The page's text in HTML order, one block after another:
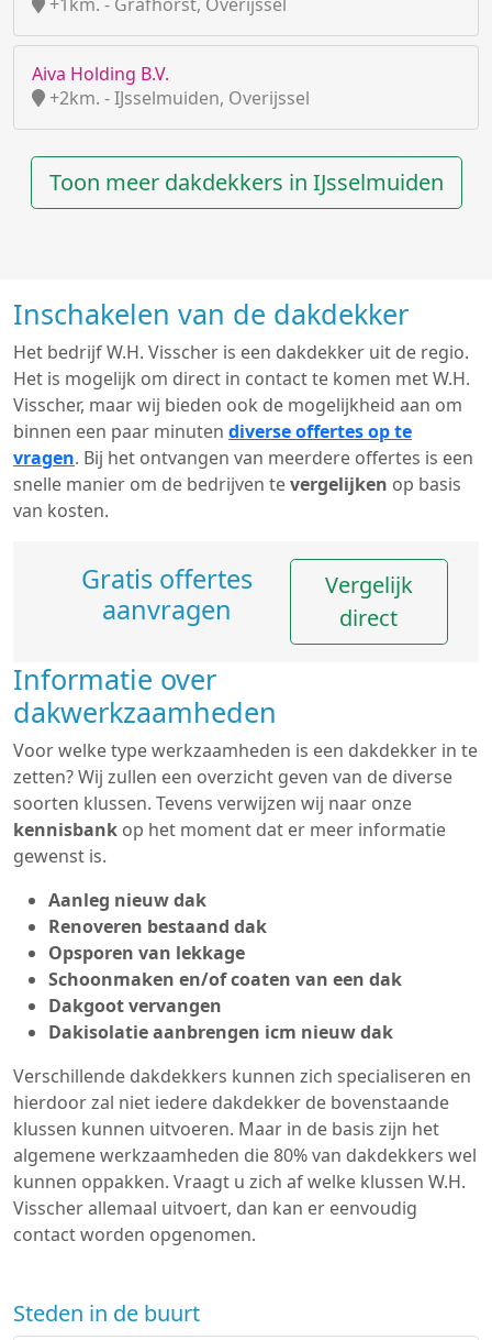
Aiva Holding B.V.
+2km. - IJsselmuiden, Overijssel
Toon meer dakdekkers in IJsselmuiden
Inschakelen van de dakdekker
Het bedrijf W.H. Visscher is een dakdekker uit de regio.
Het is mogelijk om direct in contact te komen met W.H.
Visscher, maar wij bieden ook de mogelijkheid aan om
binnen een paar minuten diverse offertes op te
vragen. Bij het ontvangen van meerdere offertes is een
snelle manier om de bedrijven tevergelijken op basis
van kosten.
Gratis offertes
aanvragen
Vergelijk
direct
Informatie over
dakwerkzaamheden
Voor welke type werkzaamheden is een dakdekker in te
zetten? Wij zullen een overzicht geven van de diverse
soorten klussen. Tevens verwijzen wij naar onze
kennisbank op het moment dat er meer informatie
gewenst is.
Aanleg nieuw dak
Renoveren bestaand dak
Opsporen van lekkage
Schoonmaken en/of coaten van een dak
Dakgoot vervangen
Dakisolatie aanbrengen icm nieuw dak
Verschillende dakdekkers kunnen zich specialiseren en
hierdoor zal niet iedere dakdekker de bovenstaande
klussen kunnen uitvoeren. Maar in de basis zijn het
algemene werkzaamheden die 80% van dakdekkers wel
kunnen oppakken. Vraagt u zich af welke klussen W.H.
Visscher allemaal uitvoert, dan kan er eenvoudig
contact worden opgenomen.
Steden in de buurt